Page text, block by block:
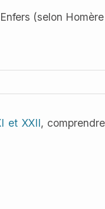
(selon
et XXII,